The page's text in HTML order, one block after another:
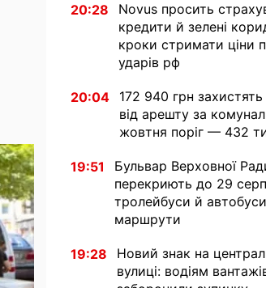
20:28
Novus просить
кредити й зелені
кроки стримати ціни
ударів рф
20:04
172 940 грн
від арешту за
жовтня поріг — 432
19:51
Бульвар Верховної
перекриють до 29
тролейбуси й
маршрути
19:28
Новий знак на
вулиці: водіям